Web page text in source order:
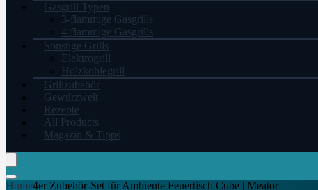
Gasgrill Typen
3-flammige Gasgrills
4-flammige Gasgrills
Sonstige Grills
Elektrogrill
Holzkohlegrill
Grillzubehör
Gewürzwelt
Rezepte
All Products
Magazin & Tipps
Home4er Zubehör-Set für Ambiente Feuertisch Cube | Meator